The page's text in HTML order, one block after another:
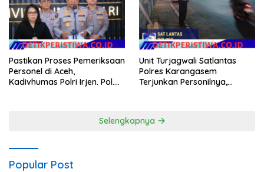
Pastikan Proses Pemeriksaan
Personel di Aceh,
Kadivhumas Polri Irjen. Pol.
Unit Turjagwali Satlantas
Polres Karangasem
Terjunkan Personilnya,
Selengkapnya
Popular Post